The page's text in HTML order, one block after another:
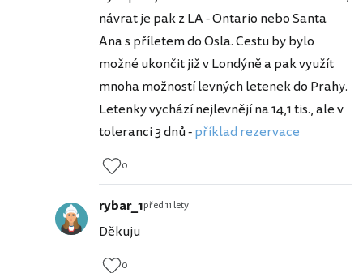
návrat je pak z LA - Ontario nebo Santa
Ana s příletem do Osla. Cestu by bylo
možné ukončit již v Londýně a pak využít
mnoha možností levných letenek do Prahy.
Letenky vychází nejlevnějí na 14,1 tis., ale v
toleranci 3 dnů -příklad rezervace
0
rybar_1před 11 lety
Děkuju
0